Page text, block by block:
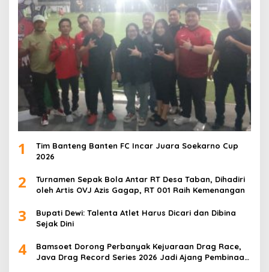
1
Tim Banteng Banten FC Incar Juara Soekarno Cup
2026
2
Turnamen Sepak Bola Antar RT Desa Taban, Dihadiri
oleh Artis OVJ Azis Gagap, RT 001 Raih Kemenangan
3
Bupati Dewi: Talenta Atlet Harus Dicari dan Dibina
Sejak Dini
4
Bamsoet Dorong Perbanyak Kejuaraan Drag Race,
Java Drag Record Series 2026 Jadi Ajang Pembinaan